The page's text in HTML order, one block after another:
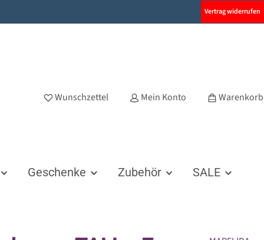
Vertrag widerrufen
Wunschzettel Mein Konto Warenkorb
Geschenke Zubehör SALE